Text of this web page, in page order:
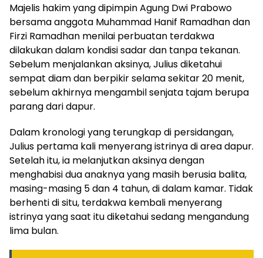
Majelis hakim yang dipimpin Agung Dwi Prabowo
bersama anggota Muhammad Hanif Ramadhan dan
Firzi Ramadhan menilai perbuatan terdakwa
dilakukan dalam kondisi sadar dan tanpa tekanan.
Sebelum menjalankan aksinya, Julius diketahui
sempat diam dan berpikir selama sekitar 20 menit,
sebelum akhirnya mengambil senjata tajam berupa
parang dari dapur.
Dalam kronologi yang terungkap di persidangan,
Julius pertama kali menyerang istrinya di area dapur.
Setelah itu, ia melanjutkan aksinya dengan
menghabisi dua anaknya yang masih berusia balita,
masing-masing 5 dan 4 tahun, di dalam kamar. Tidak
berhenti di situ, terdakwa kembali menyerang
istrinya yang saat itu diketahui sedang mengandung
lima bulan.